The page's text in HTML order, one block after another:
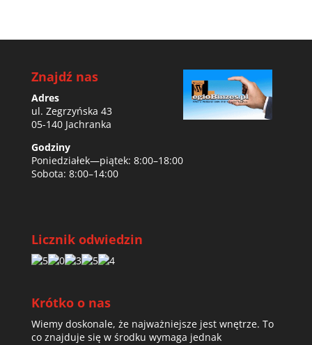
Znajdź nas
Adres
ul. Zegrzyńska 43
05-140 Jachranka
Godziny
Poniedziałek—piątek: 8:00–18:00
Sobota: 8:00–14:00
Licznik odwiedzin
Krótko o nas
Wiemy doskonale, że najważniejsze jest wnętrze. To
co znajduje się w środku wymaga jednak